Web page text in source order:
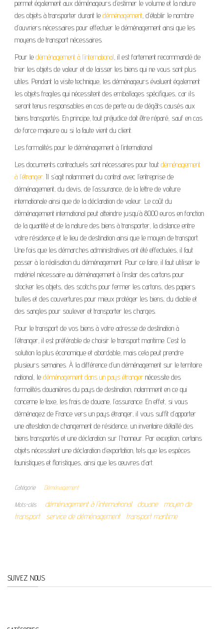
permet également aux déménageurs d’estimer le volume et la nature
des objets à transporter durant le déménagement , d’établir le nombre
d’ouvriers nécessaires pour effectuer le déménagement ainsi que les
moyens de transport nécessaires.
Pour le déménagement à l’international , il est fortement recommandé de
trier les objets de valeur et de laisser les biens qui ne vous sont plus
utiles. Pendant la visite technique, les déménageurs évaluent également
les objets fragiles qui nécessitent des emballages spécifiques, car ils
seront tenus responsables en cas de perte ou de dégâts causés aux
biens transportés. En principe, tout préjudice doit être réparé, sauf en cas
de force majeure ou si la faute vient du client.
Les formalités pour le déménagement à l’international
Les documents contractuels sont nécessaires pour tout déménagement
à l’étranger . Il s’agit notamment du contrat avec l’entreprise de
déménagement, du devis, de l’assurance, de la lettre de voiture
internationale ainsi que de la déclaration de valeur. Le coût du
déménagement international peut atteindre jusqu’à 8000 euros en fonction
de la quantité et de la nature des biens à transporter, la distance entre
votre résidence et le lieu de destination ainsi que le moyen de transport.
Une fois que les démarches administratives ont été effectuées, il faut
passer à la réalisation du déménagement. Pour ce faire, il faut utiliser le
matériel nécessaire au déménagement à l’instar des cartons pour
stocker les objets, des scotchs pour fermer les cartons, des papiers
bulles et des couvertures pour mieux protéger les biens, du diable et
des sangles pour soulever et transporter les charges.
Pour le transport de vos biens à votre adresse de destination à
l’étranger, il est préférable de choisir le transport maritime. C’est la
solution la plus économique et abordable, mais cela peut prendre
plusieurs semaines. À la différence d’un déménagement sur le territoire
national, le déménagement dans un pays étranger nécessite des
formalités douanières du pays de destination, notamment en ce qui
concerne le taxe, les frais de douane, l’assurance. En effet, si vous
déménagez de France vers un pays étranger, il vous suffit d’apporter
une attestation de changement de résidence, un inventaire détaillé des
biens transportés et une déclaration sur l’honneur. Par exception, certains
objets nécessitent une déclaration d’exportation, tels que les espèces
faunistiques et floristiques, ainsi que les œuvres d’art.
Catégorie Déménagement
Mots-clés déménagement à l'international douane
moyen de
transport
service de déménagement transport maritime
SUIVEZ NOUS